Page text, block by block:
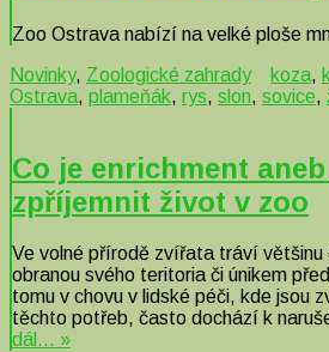
Zoo Ostrava nabízí na velké ploše
Novinky, Zoologické zahrady koza,
Ostrava, plameňák, rys, slon, sovice,
Co je enrichment
zpříjemnit život v zoo
Ve volné přírodě zvířata tráví většinu
obranou svého teritoria či únikem
tomu v chovu v lidské péči, kde jsou
těchto potřeb, často dochází k
dál… »